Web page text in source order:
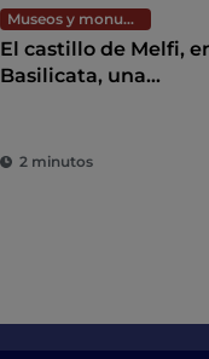
Museos y monumentos
El castillo de Melfi,
Basilicata, una
2 minutos